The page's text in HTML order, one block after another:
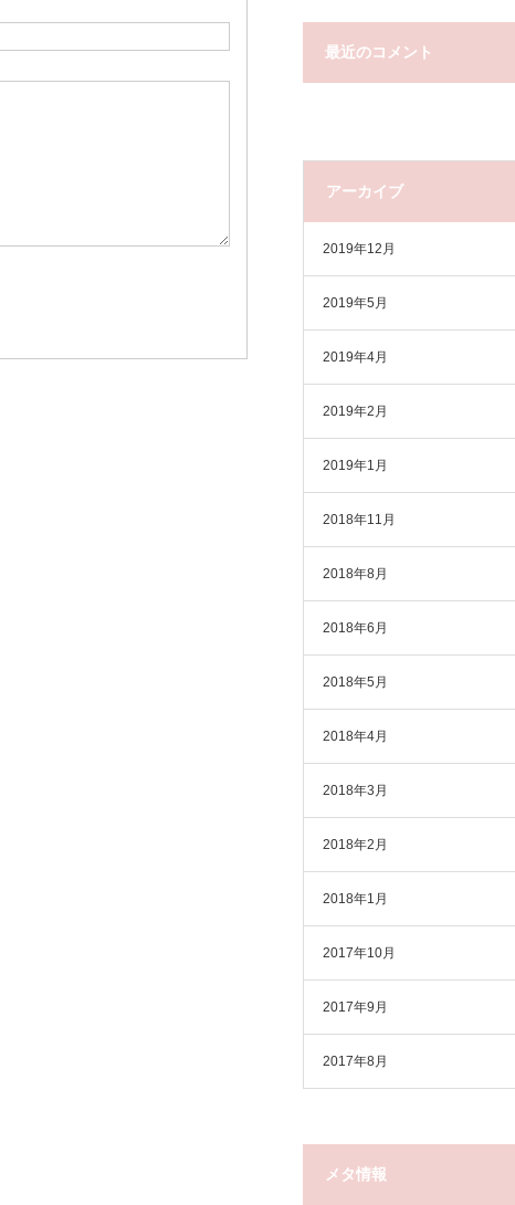
最近のコメント
アーカイブ
2019年12月
2019年5月
2019年4月
2019年2月
2019年1月
2018年11月
2018年8月
2018年6月
2018年5月
2018年4月
2018年3月
2018年2月
2018年1月
2017年10月
2017年9月
2017年8月
メタ情報